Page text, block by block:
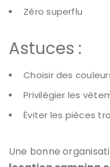
Zéro superflu
Astuces :
Choisir des
Privilégier les
Éviter les pièces
Une bonne